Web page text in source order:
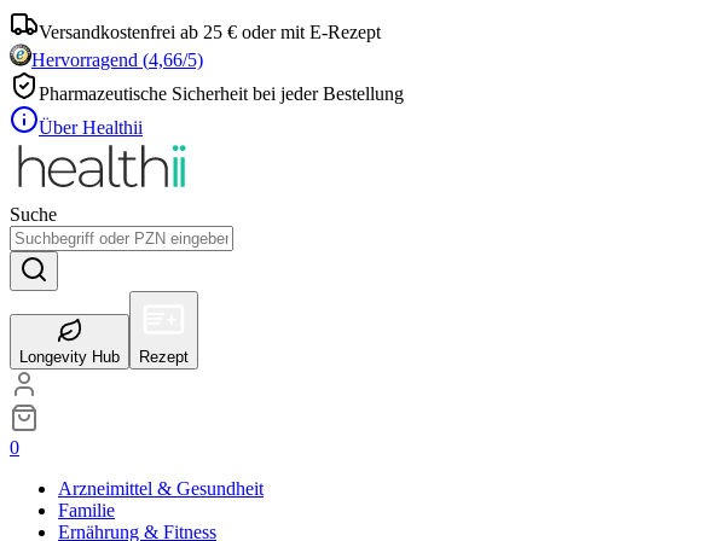
Versandkostenfrei ab 25 € oder mit E-Rezept
Hervorragend (4,66/5)
Pharmazeutische Sicherheit bei jeder Bestellung
Über Healthii
Suche
Longevity Hub Rezept
0
Arzneimittel & Gesundheit
Familie
Ernährung & Fitness